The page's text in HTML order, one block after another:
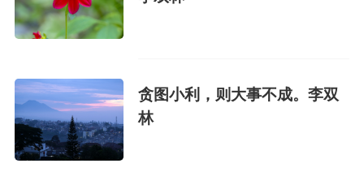
贪图小利，则大事不成。李双
林